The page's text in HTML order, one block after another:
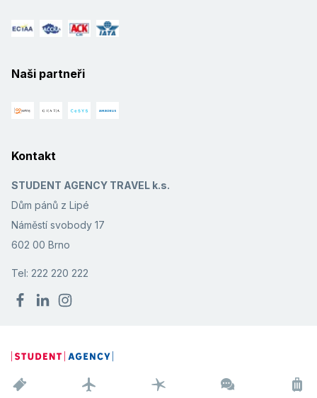
Naši partneři
Kontakt
STUDENT AGENCY TRAVEL k.s.
Dům pánů z Lipé
Náměstí svobody 17
602 00 Brno
Tel: 222 220 222